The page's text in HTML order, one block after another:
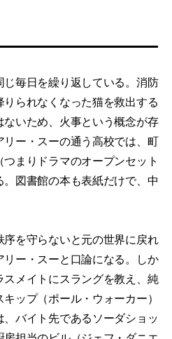
毎日を繰り返している。消防
られなくなった猫を救出する
いため、火事という概念が存
ー・スーの通う高校では、町
まりドラマのオープンセット
図書館の本も表紙だけで、中
を守らないと元の世界に戻れ
ー・スーと口論になる。しか
スメイトにスラングを教え、純
ップ（ポール・ウォーカー）
バイト先であるソーダショッ